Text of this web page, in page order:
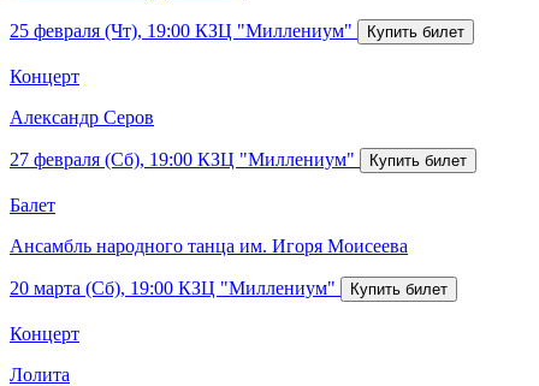
25 февраля (Чт), 19:00 КЗЦ "Миллениум"
Концерт
Александр Серов
27 февраля (Сб), 19:00 КЗЦ "Миллениум"
Балет
Ансамбль народного танца им. Игоря Моисеева
20 марта (Сб), 19:00 КЗЦ "Миллениум"
Концерт
Лолита